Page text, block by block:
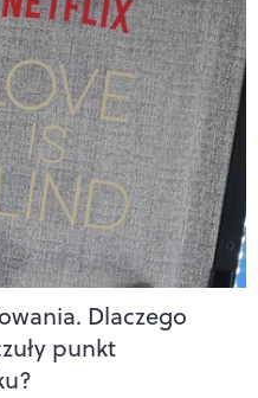
Dlaczego
punkt